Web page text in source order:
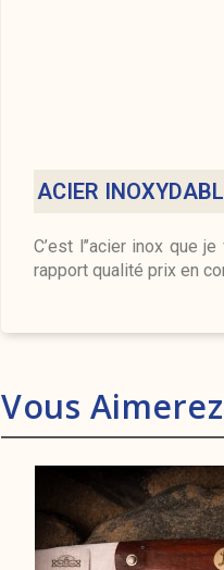
ACIER
C’est l’’acier inox
rapport qualité prix en
Vous